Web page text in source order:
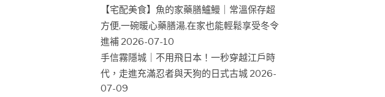
【宅配美食】魚的家藥膳鱸鰻｜常溫保存超
方便,一碗暖心藥膳湯,在家也能輕鬆享受冬令
進補 2026-07-10
手信霧隱城｜不用飛日本！一秒穿越江戶時
代，走進充滿忍者與天狗的日式古城 2026-
07-09